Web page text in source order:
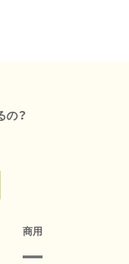
の？
商用